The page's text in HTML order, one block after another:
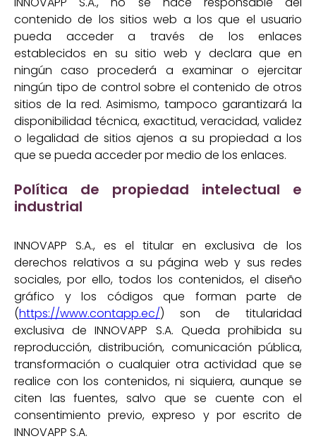
contenido de los sitios web a los que el usuario
pueda acceder a través de los enlaces
establecidos en su sitio web y declara que en
ningún caso procederá a examinar o ejercitar
ningún tipo de control sobre el contenido de otros
sitios de la red. Asimismo, tampoco garantizará la
disponibilidad técnica, exactitud, veracidad, validez
o legalidad de sitios ajenos a su propiedad a los
que se pueda acceder por medio de los enlaces.
Política de propiedad intelectual e
industrial
INNOVAPP S.A., es el titular en exclusiva de los
derechos relativos a su página web y sus redes
sociales, por ello, todos los contenidos, el diseño
gráfico y los códigos que forman parte de
(https://www.contapp.ec/) son de titularidad
exclusiva de INNOVAPP S.A. Queda prohibida su
reproducción, distribución, comunicación pública,
transformación o cualquier otra actividad que se
realice con los contenidos, ni siquiera, aunque se
citen las fuentes, salvo que se cuente con el
consentimiento previo, expreso y por escrito de
INNOVAPP S.A.